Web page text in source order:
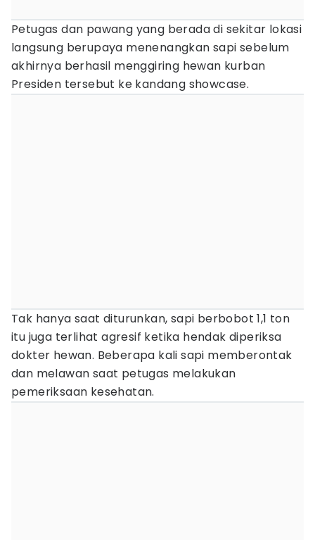
Petugas dan pawang yang berada di sekitar lokasi
langsung berupaya menenangkan sapi sebelum
akhirnya berhasil menggiring hewan kurban
Presiden tersebut ke kandang showcase.
Tak hanya saat diturunkan, sapi berbobot 1,1 ton
itu juga terlihat agresif ketika hendak diperiksa
dokter hewan. Beberapa kali sapi memberontak
dan melawan saat petugas melakukan
pemeriksaan kesehatan.